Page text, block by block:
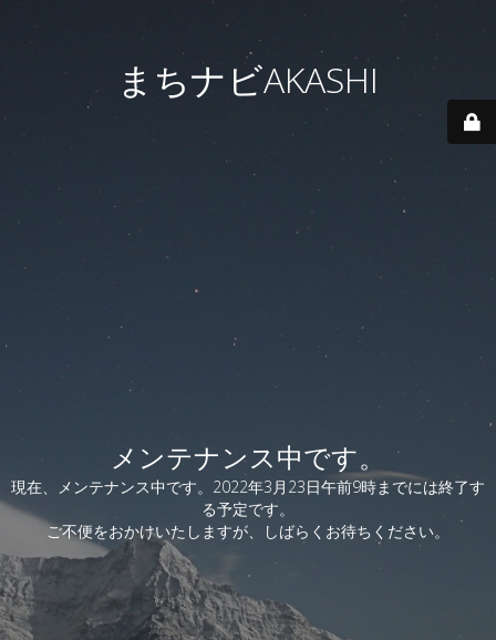
まちナビAKASHI
メンテナンス中です。
現在、メンテナンス中です。2022年3月23日午前9時までには終了す
る予定です。
ご不便をおかけいたしますが、しばらくお待ちください。